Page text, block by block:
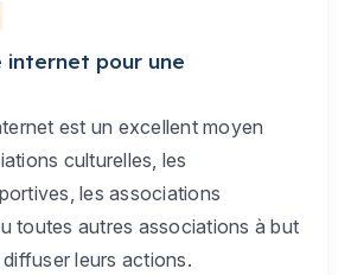
internet pour une
est un excellent moyen
culturelles, les
les associations
toutes autres associations à but
leurs actions.